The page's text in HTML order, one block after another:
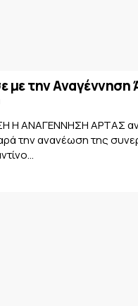
με την Αναγέννηση
Η ΑΝΑΓΕΝΝΗΣΗ ΑΡΤΑΣ
την ανανέωση της